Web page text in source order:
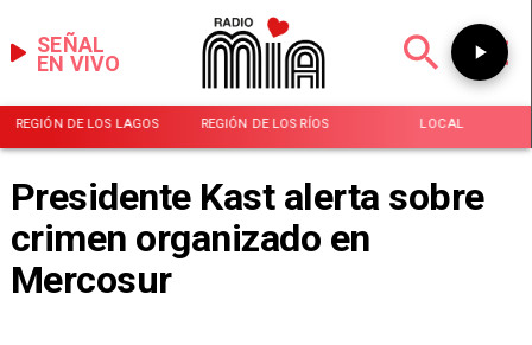
EN VIVO
SEÑAL
REGIÓN DE LOS LAGOS REGIÓN DE LOS RÍOS LOCAL
Presidente Kast alerta sobre
crimen organizado en
Mercosur